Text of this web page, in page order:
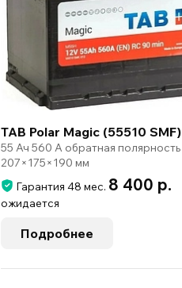
TAB Polar Magic (55510 SMF)
55 Ач 560 А обратная полярность
207×175×190 мм
Гарантия 48 мес. 8 400 р.
ожидается
Подробнее